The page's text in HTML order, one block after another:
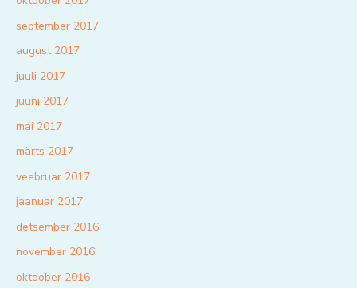
september 2017
august 2017
juuli 2017
juuni 2017
mai 2017
märts 2017
veebruar 2017
jaanuar 2017
detsember 2016
november 2016
oktoober 2016